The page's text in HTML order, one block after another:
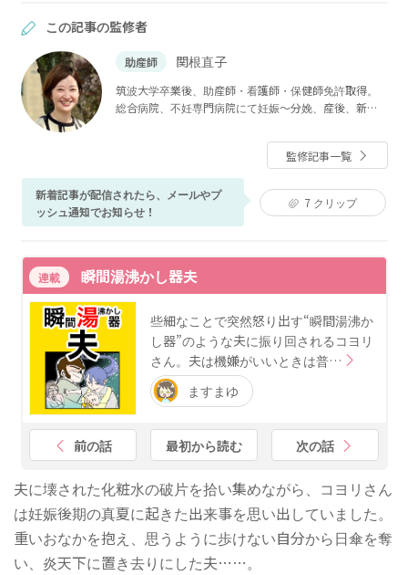
この記事の監修者
助産師 関根直子
筑波大学卒業後、助産師・看護師・保健師免許取得。
総合病院、不妊専門病院にて妊娠〜分娩、産後、新生
ディセラピスト（ベビーマッサージ）資格あり。現在
は産科医院、母子専門訪問看護ステーションにて、入
院中だけでなく産後ケアや育児支援に従事。ベビーカ
レンダーでは、妊娠中や子育て期に寄り添い、分かり
やすくためになる記事作りを心がけている。自身も姉
妹の母として子育てに奮闘中。
監修記事一覧
新着記事が配信されたら、メールやプ
ッシュ通知でお知らせ！
7 クリップ
連載 瞬間湯沸かし器夫
些細なことで突然怒り出す“瞬間湯沸か
し器”のような夫に振り回されるコヨリ
さん。夫は機嫌がいいときは普…
ますまゆ
前の話 最初から読む 次の話
夫に壊された化粧水の破片を拾い集めながら、コヨリさん
は妊娠後期の真夏に起きた出来事を思い出していました。
重いおなかを抱え、思うように歩けない自分から日傘を奪
い、炎天下に置き去りにした夫……。